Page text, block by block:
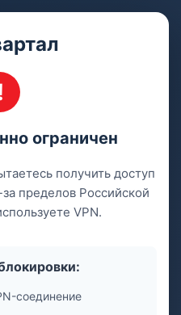
ограничен
получить доступ
пределов Российской
VPN.
соединение